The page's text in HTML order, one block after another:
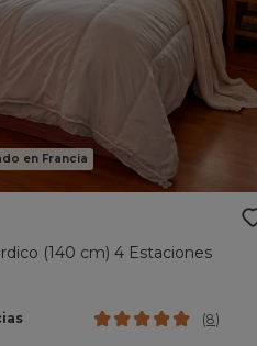
en Francia
(140 cm) 4 Estaciones
(8)